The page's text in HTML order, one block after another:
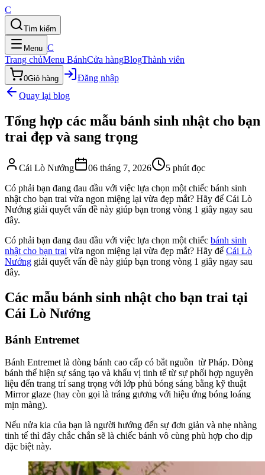
C
Tìm kiếm
Menu C
Trang chủMenu BánhCửa hàngBlogThành viên
0Giỏ hàng
Đăng nhập
Quay lại blog
Tổng hợp các mẫu bánh sinh nhật cho bạn
trai đẹp và sang trọng
Cái Lò Nướng 06 tháng 7, 2026 5 phút đọc
Có phải bạn đang đau đầu với việc lựa chọn một chiếc bánh sinh
nhật cho bạn trai vừa ngon miệng lại vừa đẹp mắt? Hãy để Cái Lò
Nướng giải quyết vấn đề này giúp bạn trong vòng 1 giây ngay sau
đây.
Có phải bạn đang đau đầu với việc lựa chọn một chiếc bánh sinh
nhật cho bạn trai vừa ngon miệng lại vừa đẹp mắt? Hãy để Cái Lò
Nướng giải quyết vấn đề này giúp bạn trong vòng 1 giây ngay sau
đây.
Các mẫu bánh sinh nhật cho bạn trai tại
Cái Lò Nướng
Bánh Entremet
Bánh Entremet là dòng bánh cao cấp có bắt nguồn từ Pháp. Dòng
bánh thể hiện sự sáng tạo và khẩu vị tinh tế từ sự phối hợp nguyên
liệu đến trang trí sang trọng với lớp phủ bóng sáng bằng kỹ thuật
Mirror glaze (hay còn gọi là tráng gương với hiệu ứng bóng loáng
mịn màng).
Nếu nửa kia của bạn là người hướng đến sự đơn giản và nhẹ nhàng
tinh tế thì đây chắc chắn sẽ là chiếc bánh vô cùng phù hợp cho dịp
đặc biệt này.